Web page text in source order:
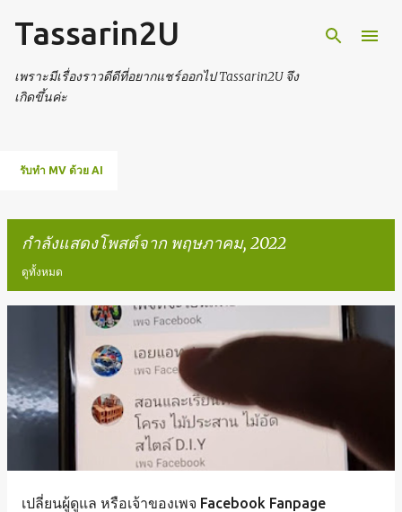
ข้ามไปที่เนื้อหาหลัก
Tassarin2U
เพราะมีเรื่องราวดีดีที่อยากแชร์ออกไป Tassarin2U จึง
เกิดขึ้นค่ะ
รับทำ MV ด้วย AI
กำลังแสดงโพสต์จาก พฤษภาคม, 2022
ดูทั้งหมด
ท
ค
เปลี่ยนผู้ดูแล หรือเจ้าของเพจ Facebook Fanpage